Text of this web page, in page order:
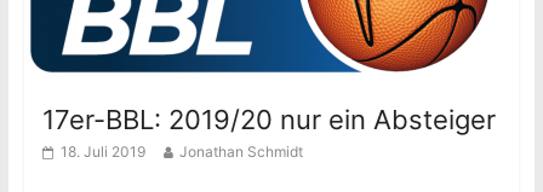
17er-BBL: 2019/20 nur ein Absteiger
18. Juli 2019 Jonathan Schmidt